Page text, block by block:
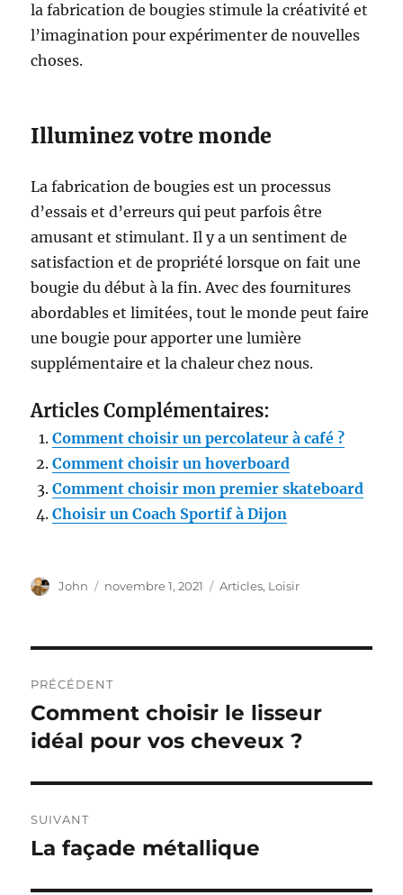
la fabrication de bougies stimule la créativité et
l’imagination pour expérimenter de nouvelles
choses.
Illuminez votre monde
La fabrication de bougies est un processus
d’essais et d’erreurs qui peut parfois être
amusant et stimulant. Il y a un sentiment de
satisfaction et de propriété lorsque on fait une
bougie du début à la fin. Avec des fournitures
abordables et limitées, tout le monde peut faire
une bougie pour apporter une lumière
supplémentaire et la chaleur chez nous.
Articles Complémentaires:
Comment choisir un percolateur à café ?
Comment choisir un hoverboard
Comment choisir mon premier skateboard
Choisir un Coach Sportif à Dijon
Auteur
John
Publié
novembre 1, 2021 Catégories
Articles, Loisir
de
l’article
PRÉCÉDENT
Publication
précédente :
Comment choisir le lisseur
idéal pour vos cheveux ?
SUIVANT
Publication
La façade métallique